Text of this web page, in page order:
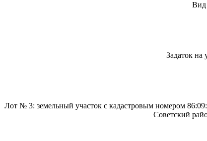
Вид
Задаток на
Лот № 3: земельный участок с кадастровым номером
Советский